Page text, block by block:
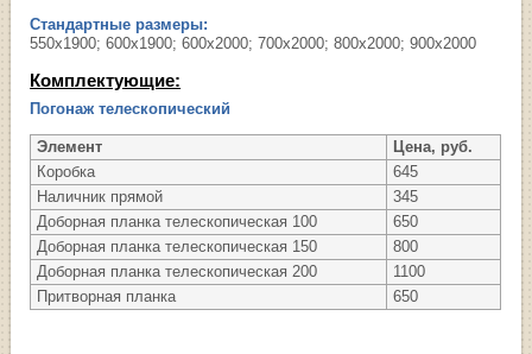
Стандартные размеры:
550х1900; 600х1900; 600х2000; 700х2000; 800х2000; 900х2000
Комплектующие:
Погонаж телескопический
Элемент
Цена, руб.
Коробка
645
Наличник прямой
345
Доборная планка телескопическая 100
650
Доборная планка телескопическая 150
800
Доборная планка телескопическая 200
1100
Притворная планка
650